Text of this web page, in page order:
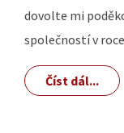
dovolte mi
společností v
Číst dál...